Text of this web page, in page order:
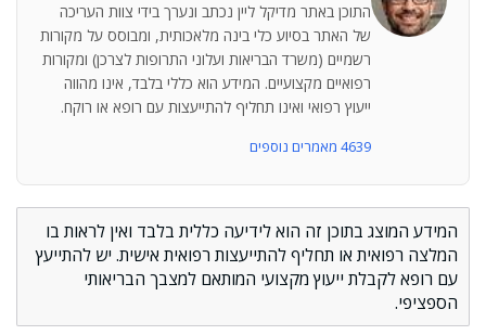
התוכן באתר מדיקל ליין נכתב ונערך בידי צוות העריכה
של האתר בסיוע כלי בינה מלאכותית, ומבוסס על מקורות
רשמיים (משרד הבריאות ועלוני התרופות לצרכן) ומקורות
רפואיים מקצועיים. המידע הוא כללי בלבד, אינו מהווה
ייעוץ רפואי ואינו תחליף להתייעצות עם רופא או רוקח.
4639 מאמרים נוספים
המידע המוצג בתוכן זה הוא לידיעה כללית בלבד ואין לראות בו
המלצה רפואית או תחליף להתייעצות רפואית אישית. יש להתייעץ
עם רופא לקבלת ייעוץ מקצועי המותאם למצבך הבריאותי
הספציפי.